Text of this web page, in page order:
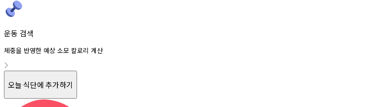
운동 검색
체중을 반영한 예상 소모 칼로리 계산
오늘 식단에 추가하기